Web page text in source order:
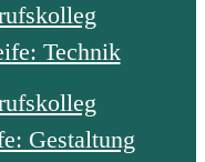
Technik
Gestaltung